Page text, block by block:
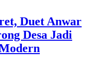
Duet Anwar
Desa Jadi